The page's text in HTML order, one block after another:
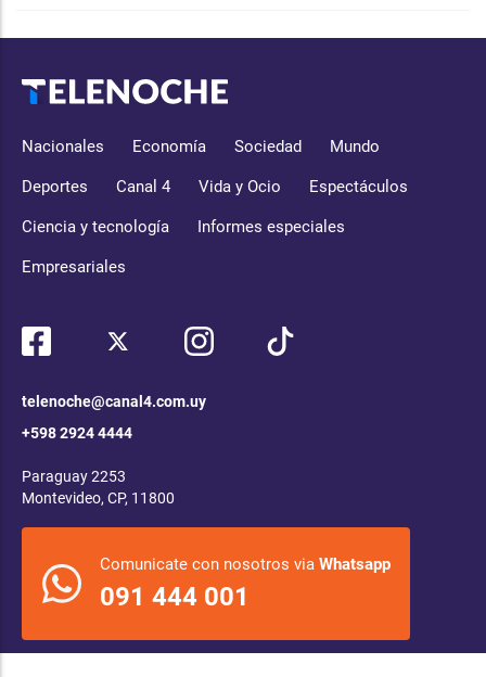
Nacionales Economía Sociedad Mundo
Deportes Canal 4 Vida y Ocio Espectáculos
Ciencia y tecnología Informes especiales
Empresariales
telenoche@canal4.com.uy
+598 2924 4444
Paraguay 2253
Montevideo, CP, 11800
Comunicate con nosotros via Whatsapp
091 444 001